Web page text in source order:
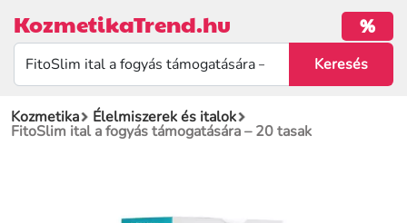
KozmetikaTrend.hu %
Kozmetika Élelmiszerek és italok
FitoSlim ital a fogyás támogatására – 20 tasak